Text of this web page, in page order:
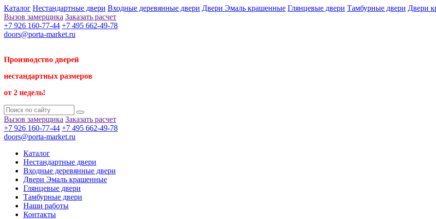
Каталог Нестандартные двери Входные деревянные двери Двери Эмаль крашенные Глянцевые двери Тамбурные двери Двери
Вызов замерщика Заказать расчет
+7 926 160-77-44 +7 495 662-49-78
doors@porta-market.ru
Производство дверей
нестандартных размеров
от 2 недель!
Вызов замерщика Заказать расчет
+7 926 160-77-44 +7 495 662-49-78
doors@porta-market.ru
Каталог
Нестандартные двери
Входные деревянные двери
Двери Эмаль крашенные
Глянцевые двери
Тамбурные двери
Наши работы
Контакты